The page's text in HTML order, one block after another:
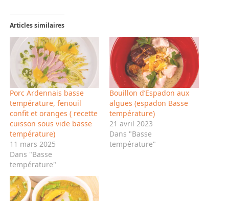
Articles similaires
Porc Ardennais basse
température, fenouil
confit et oranges ( recette
cuisson sous vide basse
température)
11 mars 2025
Dans "Basse
température"
Bouillon d’Espadon aux
algues (espadon Basse
température)
21 avril 2023
Dans "Basse
température"